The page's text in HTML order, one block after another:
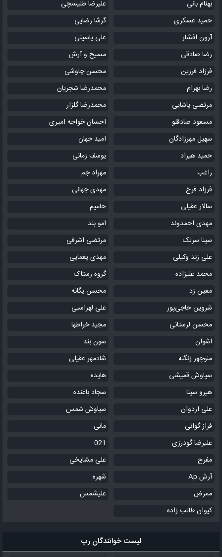
بهنام بانی
علیرضا طلیسچی
حمید عسکری
گرشا رضایی
آرون افشار
علی یاسینی
رضا صادقی
مسیح و آرش
فرزاد فرزین
محسن چاوشی
رضا بهرام
محمدرضا شجریان
مرتضی پاشایی
محمدرضا گلزار
مسعود صادقلو
احسان خواجه امیری
سهیل مهرزادگان
امید جهان
حمید هیراد
یوسف زمانی
راغب
مهراد جم
فرزاد فرخ
مهدی جهانی
سالار عقیلی
حامیم
مهدی احمدوند
امو بند
سینا سرلک
مرتضی اشرفی
علی زند وکیلی
مهدی یغمایی
محمد علیزاده
گروه رستاک
معین زد
محسن یگانه
شروین حاجی‌پور
علی لهراسبی
محسن لرستانی
مجید خراطها
اشوان
سون بند
منوچهر زنگنه
شادمهر عقیلی
سیاوش قمیشی
هایده
هیرو سینا
سجاد باغنده
علی اردوان
سیاوش شمس
فراز گوانی
مانی
علیرضا گودرزی
021
مفرح
علی مشایخی
آرش Ap
شهره
ممرض
علیشمس
کیوان طالب زاده
لیست خوانندگان رپ